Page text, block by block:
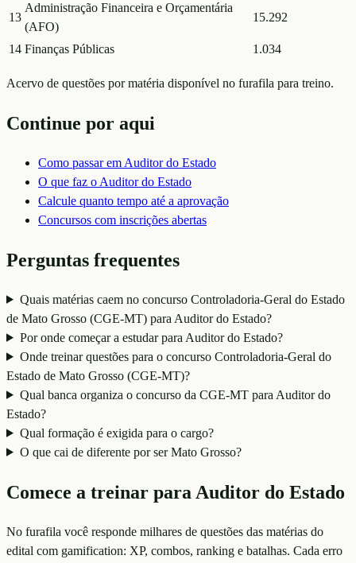
13
Administração Financeira e Orçamentária
(AFO)
15.292
14 Finanças Públicas 1.034
Acervo de questões por matéria disponível no furafila para treino.
Continue por aqui
Como passar em Auditor do Estado
O que faz o Auditor do Estado
Calcule quanto tempo até a aprovação
Concursos com inscrições abertas
Perguntas frequentes
Quais matérias caem no concurso Controladoria-Geral do Estado
de Mato Grosso (CGE-MT) para Auditor do Estado?
Por onde começar a estudar para Auditor do Estado?
Onde treinar questões para o concurso Controladoria-Geral do
Estado de Mato Grosso (CGE-MT)?
Qual banca organiza o concurso da CGE-MT para Auditor do
Estado?
Qual formação é exigida para o cargo?
O que cai de diferente por ser Mato Grosso?
Comece a treinar para Auditor do Estado
No furafila você responde milhares de questões das matérias do
edital com gamification: XP, combos, ranking e batalhas. Cada erro